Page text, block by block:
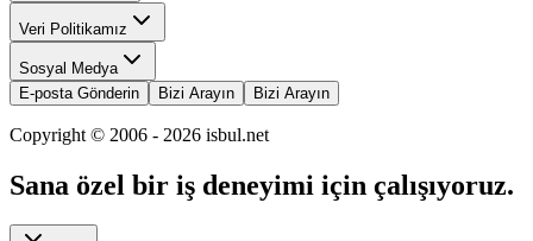
Veri Politikamız
Sosyal Medya
E-posta Gönderin
Bizi Arayın Bizi Arayın
Copyright © 2006 - 2026 isbul.net
Sana özel bir iş deneyimi için çalışıyoruz.